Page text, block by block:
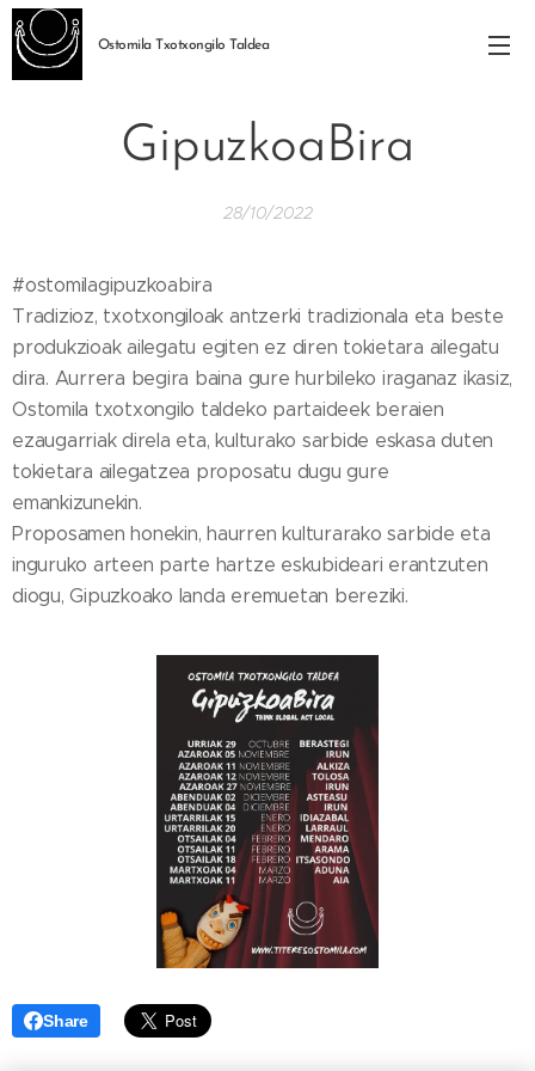
Ostomila Txotxongilo Taldea
GipuzkoaBira
28/10/2022
#ostomilagipuzkoabira
Tradizioz, txotxongiloak antzerki tradizionala eta beste
produkzioak ailegatu egiten ez diren tokietara ailegatu
dira. Aurrera begira baina gure hurbileko iraganaz ikasiz,
Ostomila txotxongilo taldeko partaideek beraien
ezaugarriak direla eta, kulturako sarbide eskasa duten
tokietara ailegatzea proposatu dugu gure
emankizunekin.
Proposamen honekin, haurren kulturarako sarbide eta
inguruko arteen parte hartze eskubideari erantzuten
diogu, Gipuzkoako landa eremuetan bereziki.
Share